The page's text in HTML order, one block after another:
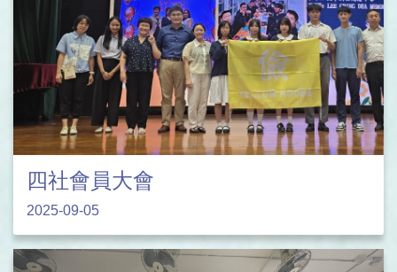
四社會員大會
2025-09-05